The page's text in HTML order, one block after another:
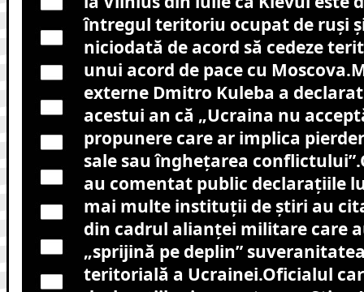
întregul teritoriu ocupat de ruși
niciodată de acord să cedeze
unui acord de pace cu
externe Dmitro Kuleba a
acestui an că „Ucraina nu
propunere care ar implica
sale sau înghețarea
au comentat public declarațiile
mai multe instituții de știri au
din cadrul alianței militare care
„sprijină pe deplin”
teritorială a Ucrainei.Oficialul